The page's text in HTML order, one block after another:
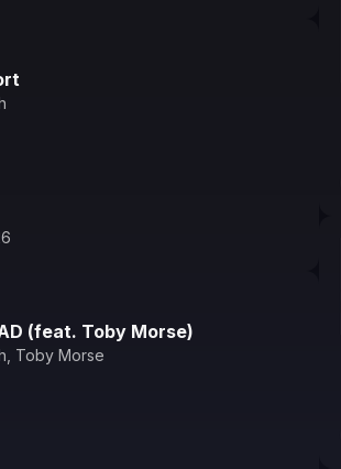
(feat. Toby Morse)
Toby Morse